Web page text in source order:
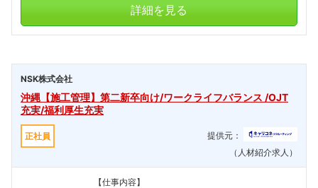
詳細を見る
NSK株式会社
沖縄【施工管理】第二新卒向け/ワークライフバランス /OJT
充実/福利厚生充実
正社員
提供元：
（人材紹介求人）
【仕事内容】